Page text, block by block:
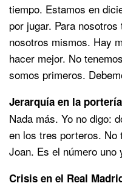
tiempo. Estamos en
por jugar. Para
nosotros mismos. Hay
hacer mejor. No
somos primeros.
Jerarquía en la
Nada más. Yo no digo:
en los tres porteros. No
Joan. Es el número uno
Crisis en el Real